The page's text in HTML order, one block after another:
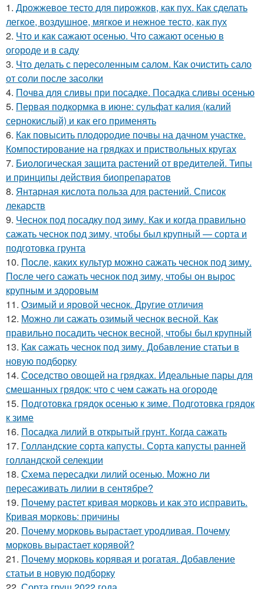
1. Дрожжевое тесто для пирожков, как пух. Как сделать
легкое, воздушное, мягкое и нежное тесто, как пух
2. Что и как сажают осенью. Что сажают осенью в
огороде и в саду
3. Что делать с пересоленным салом. Как очистить сало
от соли после засолки
4. Почва для сливы при посадке. Посадка сливы осенью
5. Первая подкормка в июне: сульфат калия (калий
сернокислый) и как его применять
6. Как повысить плодородие почвы на дачном участке.
Компостирование на грядках и приствольных кругах
7. Биологическая защита растений от вредителей. Типы
и принципы действия биопрепаратов
8. Янтарная кислота польза для растений. Список
лекарств
9. Чеснок под посадку под зиму. Как и когда правильно
сажать чеснок под зиму, чтобы был крупный — сорта и
подготовка грунта
10. После, каких культур можно сажать чеснок под зиму.
После чего сажать чеснок под зиму, чтобы он вырос
крупным и здоровым
11. Озимый и яровой чеснок. Другие отличия
12. Можно ли сажать озимый чеснок весной. Как
правильно посадить чеснок весной, чтобы был крупный
13. Как сажать чеснок под зиму. Добавление статьи в
новую подборку
14. Соседство овощей на грядках. Идеальные пары для
смешанных грядок: что с чем сажать на огороде
15. Подготовка грядок осенью к зиме. Подготовка грядок
к зиме
16. Посадка лилий в открытый грунт. Когда сажать
17. Голландские сорта капусты. Сорта капусты ранней
голландской селекции
18. Схема пересадки лилий осенью. Можно ли
пересаживать лилии в сентябре?
19. Почему растет кривая морковь и как это исправить.
Кривая морковь: причины
20. Почему морковь вырастает уродливая. Почему
морковь вырастает корявой?
21. Почему морковь корявая и рогатая. Добавление
статьи в новую подборку